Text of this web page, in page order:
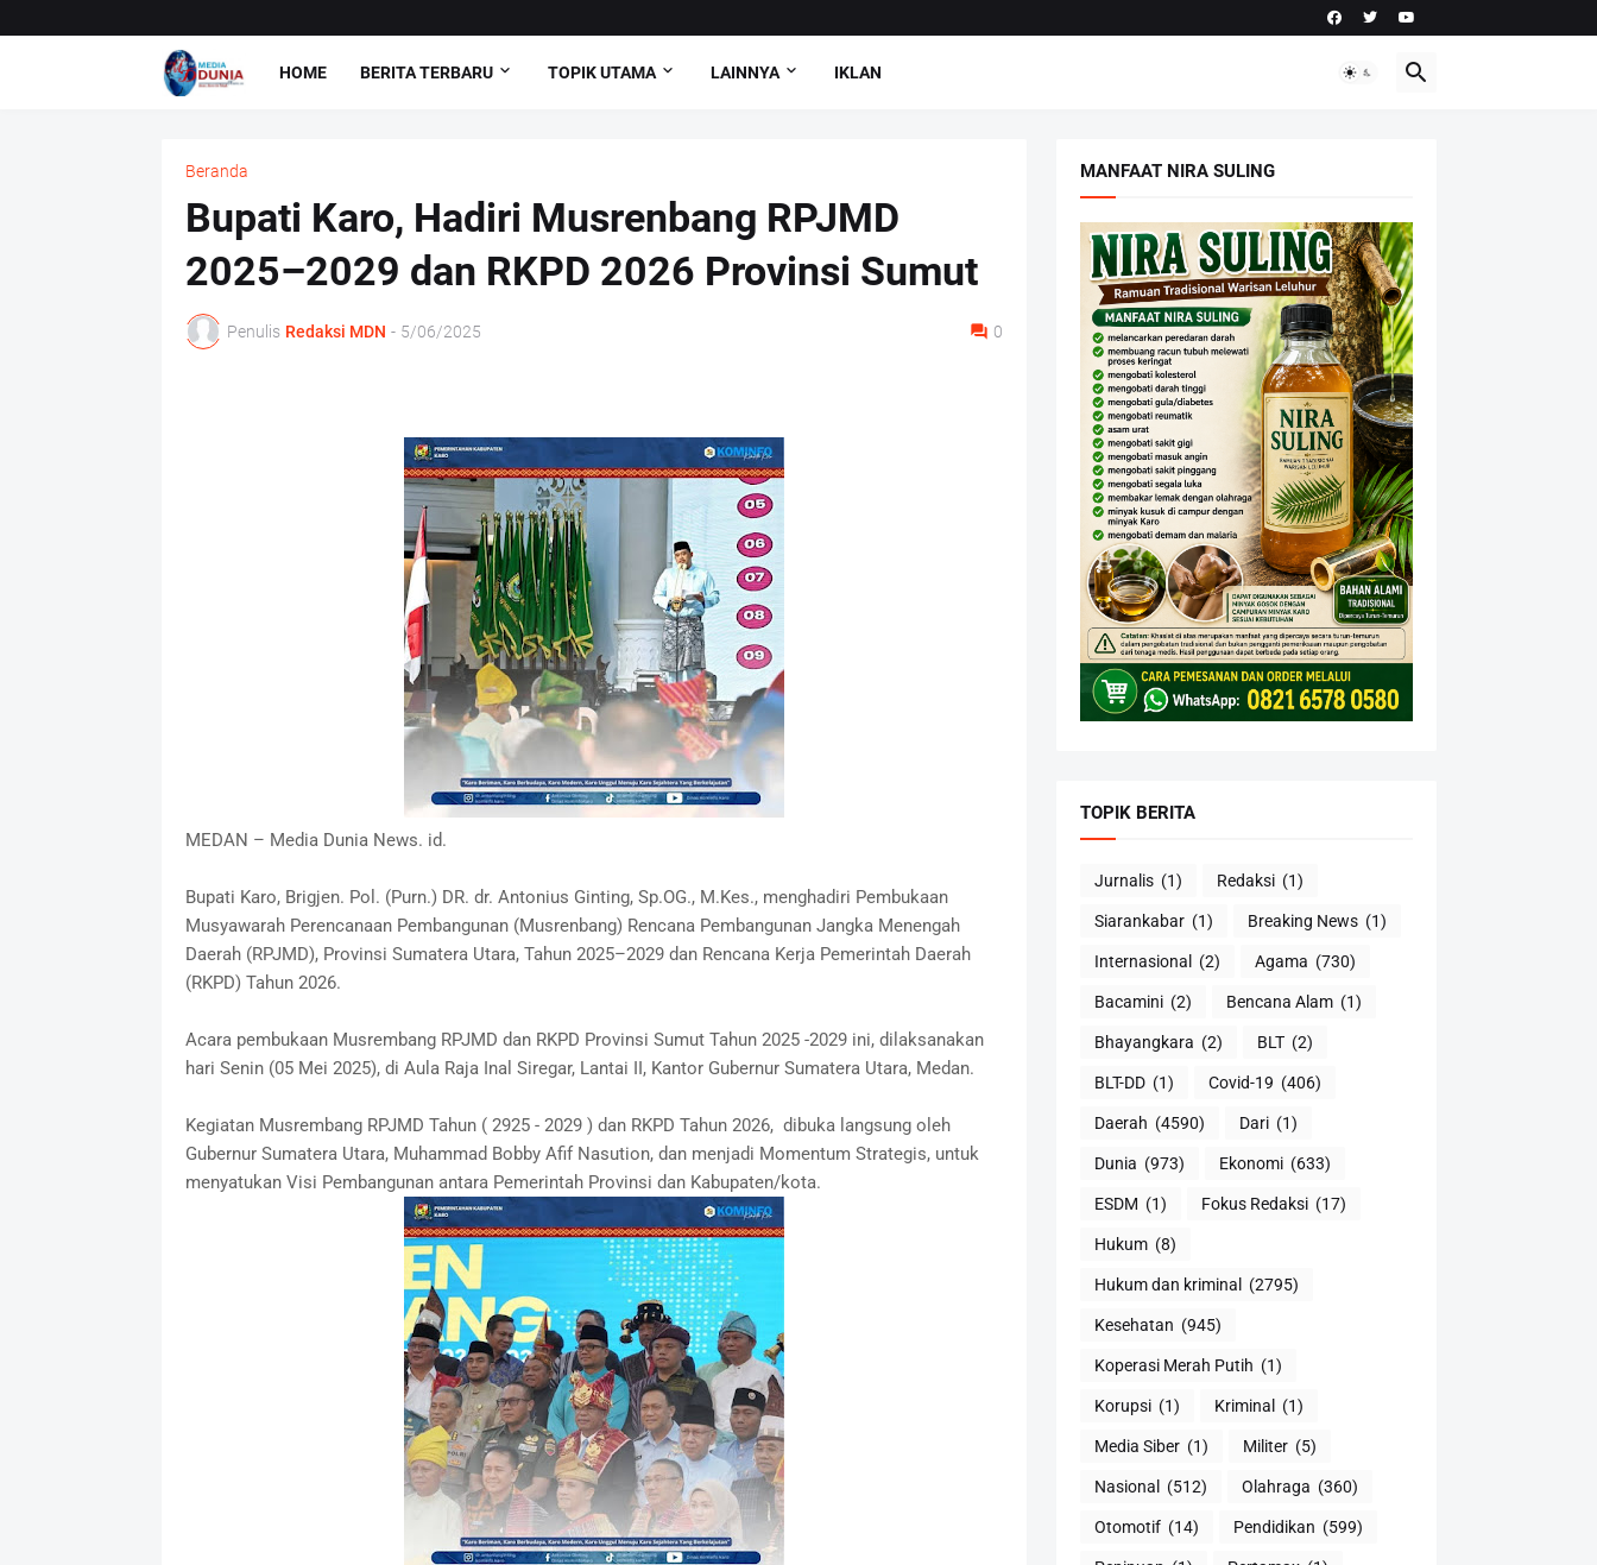
HOME BERITA TERBARU TOPIK UTAMA LAINNYA IKLAN
Beranda
Bupati Karo, Hadiri Musrenbang RPJMD
2025–2029 dan RKPD 2026 Provinsi Sumut
Penulis Redaksi MDN - 5/06/2025 0
MEDAN – Media Dunia News. id.
Bupati Karo, Brigjen. Pol. (Purn.) DR. dr. Antonius Ginting, Sp.OG., M.Kes., menghadiri Pembukaan
Musyawarah Perencanaan Pembangunan (Musrenbang) Rencana Pembangunan Jangka Menengah
Daerah (RPJMD), Provinsi Sumatera Utara, Tahun 2025–2029 dan Rencana Kerja Pemerintah Daerah
(RKPD) Tahun 2026.
Acara pembukaan Musrembang RPJMD dan RKPD Provinsi Sumut Tahun 2025 -2029 ini, dilaksanakan
hari Senin (05 Mei 2025), di Aula Raja Inal Siregar, Lantai II, Kantor Gubernur Sumatera Utara, Medan.
Kegiatan Musrembang RPJMD Tahun ( 2925 - 2029 ) dan RKPD Tahun 2026, dibuka langsung oleh
Gubernur Sumatera Utara, Muhammad Bobby Afif Nasution, dan menjadi Momentum Strategis, untuk
menyatukan Visi Pembangunan antara Pemerintah Provinsi dan Kabupaten/kota.
MANFAAT NIRA SULING
TOPIK BERITA
Jurnalis (1) Redaksi (1)
Siarankabar (1) Breaking News (1)
Internasional (2) Agama (730)
Bacamini (2) Bencana Alam (1)
Bhayangkara (2) BLT (2)
BLT-DD (1) Covid-19 (406)
Daerah (4590) Dari (1)
Dunia (973) Ekonomi (633)
ESDM (1) Fokus Redaksi (17)
Hukum (8)
Hukum dan kriminal (2795)
Kesehatan (945)
Koperasi Merah Putih (1)
Korupsi (1) Kriminal (1)
Media Siber (1) Militer (5)
Nasional (512) Olahraga (360)
Otomotif (14) Pendidikan (599)